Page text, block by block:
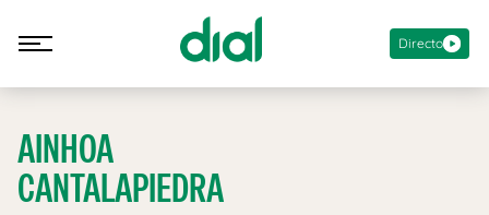
Directo
AINHOA
CANTALAPIEDRA